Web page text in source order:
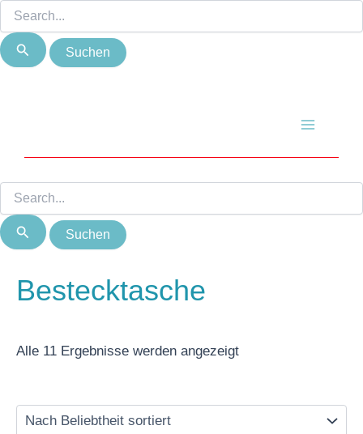
Zum
Inhalt
springen
nach:
nach:
Bestecktasche
Alle 11 Ergebnisse werden angezeigt
Beliebtheit